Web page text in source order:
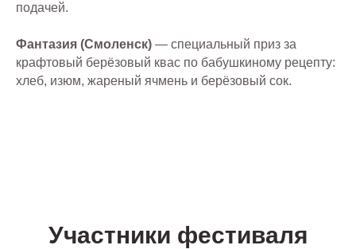
подачей.
Фантазия (Смоленск) — специальный приз за
крафтовый берёзовый квас по бабушкиному рецепту:
хлеб, изюм, жареный ячмень и берёзовый сок.
Участники фестиваля